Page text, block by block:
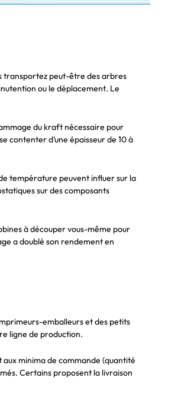
transportez peut-être des arbres
ou le déplacement. Le
du kraft nécessaire pour
contenter d’une épaisseur de 10 à
température peuvent influer sur la
sur des composants
à découper vous-même pour
a doublé son rendement en
emballeurs et des petits
ligne de production.
minima de commande (quantité
Certains proposent la livraison